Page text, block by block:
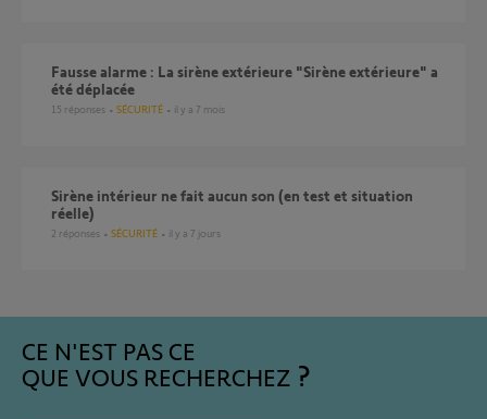
Fausse alarme : La sirène extérieure "Sirène extérieure" a
été déplacée
15 réponses SÉCURITÉ il y a 7 mois
Sirène intérieur ne fait aucun son (en test et situation
réelle)
2 réponses SÉCURITÉ il y a 7 jours
CE N'EST PAS CE
QUE VOUS RECHERCHEZ